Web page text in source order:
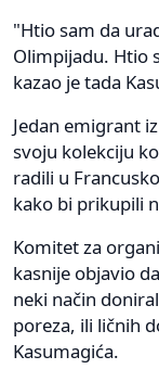
"Htio sam da
Olimpijadu. Htio
kazao je tada
Jedan emigrant
svoju kolekciju
radili u
kako bi prikupili
Komitet za
kasnije objavio
neki način
poreza, ili ličnih
Kasumagića.